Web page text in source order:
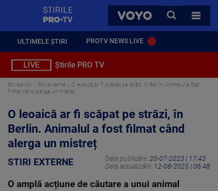
VOYO
CAUTA
TOATE
ULTIMELE ȘTIRI PROTV NEWS LIVE
LIVE Știrile PRO TV
Stirileprotv Stiri externe
O leoaică ar fi scăpat pe străzi, în Berlin. Animalul a fost
filmat când alerga un mistreț
O leoaică ar fi scăpat pe străzi, în
Berlin. Animalul a fost filmat când
alerga un mistreț
STIRI EXTERNE Data publicării: 20-07-2023 | 17:43
Data actualizării: 12-08-2025 | 06:48
O amplă acțiune de căutare a unui animal